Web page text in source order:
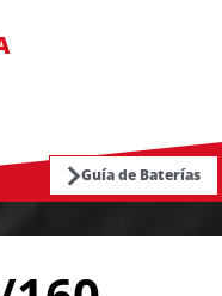
Guía de Baterías